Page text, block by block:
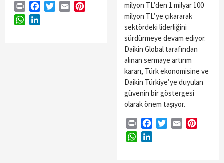
Print FacebookTwitterEmail
WhatsApp
milyon TL’den 1 milyar 100
milyon TL’ye çıkararak
sektördeki liderliğini
sürdürmeye devam ediyor.
Daikin Global tarafından
alınan sermaye artırım
kararı, Türk ekonomisine ve
Daikin Türkiye’ye duyulan
güvenin bir göstergesi
olarak önem taşıyor.
Print FacebookTwitterEmail
WhatsApp